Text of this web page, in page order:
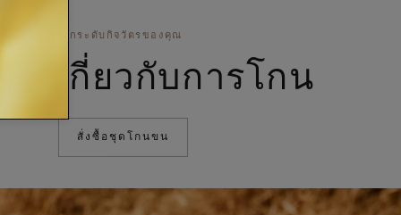
ยกระดับกิจวัตรของคุณ
ณ์เกี่ยวกับการโกน
สั่งซื้อชุดโกนขน